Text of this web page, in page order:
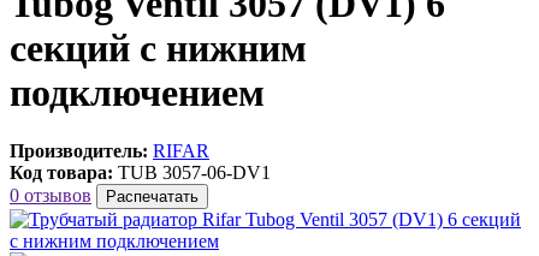
секций с нижним
подключением
Производитель: RIFAR
Код товара: TUB 3057-06-DV1
0 отзывов
Распечатать